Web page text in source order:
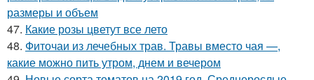
размеры и объем
47. Какие розы цветут все лето
48. Фиточаи из лечебных трав. Травы вместо чая —,
какие можно пить утром, днем и вечером